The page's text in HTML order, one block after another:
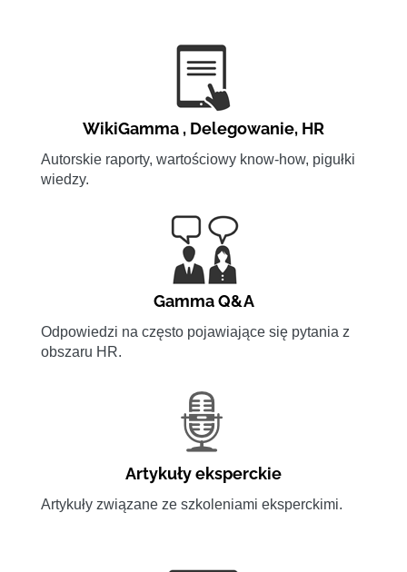
WikiGamma , Delegowanie, HR
Autorskie raporty, wartościowy know-how, pigułki
wiedzy.
Gamma Q&A
Odpowiedzi na często pojawiające się pytania z
obszaru HR.
Artykuły eksperckie
Artykuły związane ze szkoleniami eksperckimi.